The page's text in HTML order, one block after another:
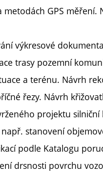
GPS měření.
výkresové
trasy pozemní
a terénu. Návrh
řezy. Návrh
projektu silniční
stanovení
podle Katalogu
drsnosti povrchu